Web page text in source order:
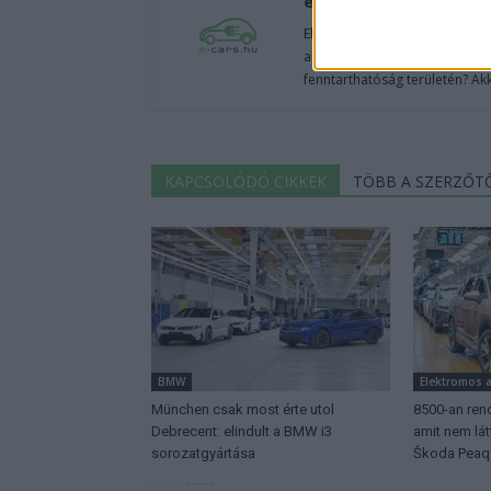
Elektromosan közlekedsz,
autók világából, vagy
fenntarthatóság területén?
KAPCSOLÓDÓ CIKKEK TÖBB A
BMW
München csak most érte utol
Debrecent: elindult a BMW i3
sorozatgyártása
Elektromos
8500-an
amit nem
Škoda